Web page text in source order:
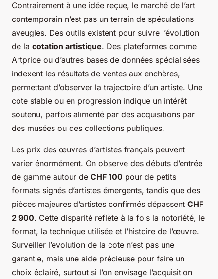
Contrairement à une idée reçue, le marché de l’art
contemporain n’est pas un terrain de spéculations
aveugles. Des outils existent pour suivre l’évolution
de la cotation artistique. Des plateformes comme
Artprice ou d’autres bases de données spécialisées
indexent les résultats de ventes aux enchères,
permettant d’observer la trajectoire d’un artiste. Une
cote stable ou en progression indique un intérêt
soutenu, parfois alimenté par des acquisitions par
des musées ou des collections publiques.
Les prix des œuvres d’artistes français peuvent
varier énormément. On observe des débuts d’entrée
de gamme autour de CHF 100 pour de petits
formats signés d’artistes émergents, tandis que des
pièces majeures d’artistes confirmés dépassent CHF
2 900. Cette disparité reflète à la fois la notoriété, le
format, la technique utilisée et l’histoire de l’œuvre.
Surveiller l’évolution de la cote n’est pas une
garantie, mais une aide précieuse pour faire un
choix éclairé, surtout si l’on envisage l’acquisition